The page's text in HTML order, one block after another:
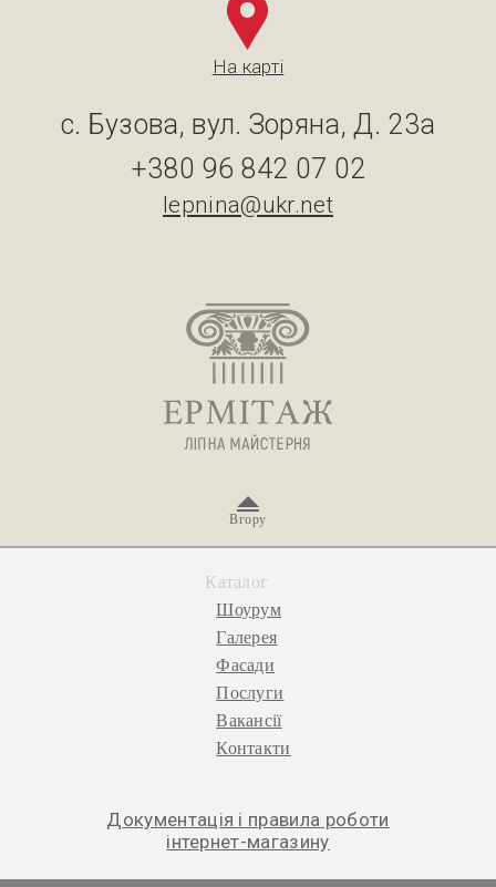
На карті
с. Бузова, вул. Зоряна, Д. 23а
+380 96 842 07 02
lepnina@ukr.net
Вгору
Каталог
Шоурум
Галерея
Фасади
Послуги
Вакансії
Контакти
Документація і правила роботи
інтернет-магазину